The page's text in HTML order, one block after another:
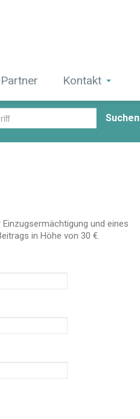
Partner Kontakt
Suchen
und eines
in Höhe von 30 €.